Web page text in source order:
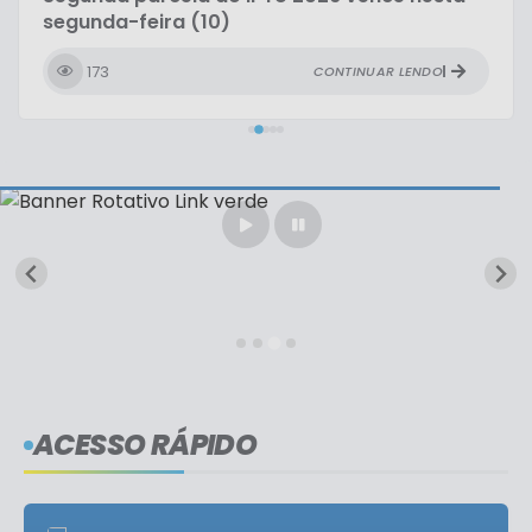
segunda-feira (10)
173 CONTINUAR LENDO
ACESSO RÁPIDO